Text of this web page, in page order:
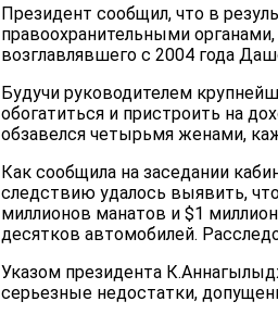
Президент сообщил, что в
правоохранительными
возглавлявшего с 2004 года
Будучи руководителем
обогатиться и пристроить на
обзавелся четырьмя женами,
Как сообщила на заседании
следствию удалось выявить,
миллионов манатов и $1
десятков автомобилей.
Указом президента
серьезные недостатки,